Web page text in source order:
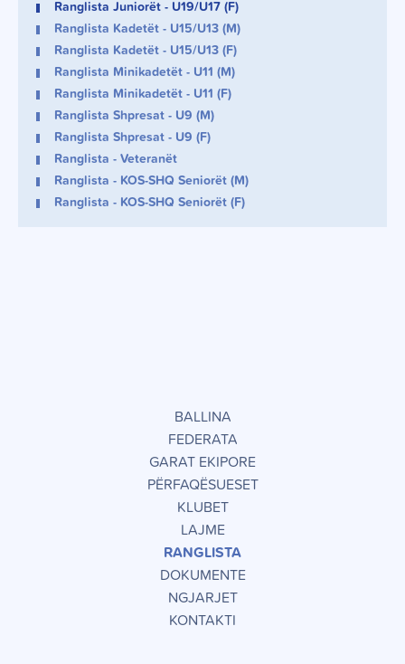
Ranglista Juniorët - U19/U17 (F)
Ranglista Kadetët - U15/U13 (M)
Ranglista Kadetët - U15/U13 (F)
Ranglista Minikadetët - U11 (M)
Ranglista Minikadetët - U11 (F)
Ranglista Shpresat - U9 (M)
Ranglista Shpresat - U9 (F)
Ranglista - Veteranët
Ranglista - KOS-SHQ Seniorët (M)
Ranglista - KOS-SHQ Seniorët (F)
BALLINA
FEDERATA
GARAT EKIPORE
PËRFAQËSUESET
KLUBET
LAJME
RANGLISTA
DOKUMENTE
NGJARJET
KONTAKTI